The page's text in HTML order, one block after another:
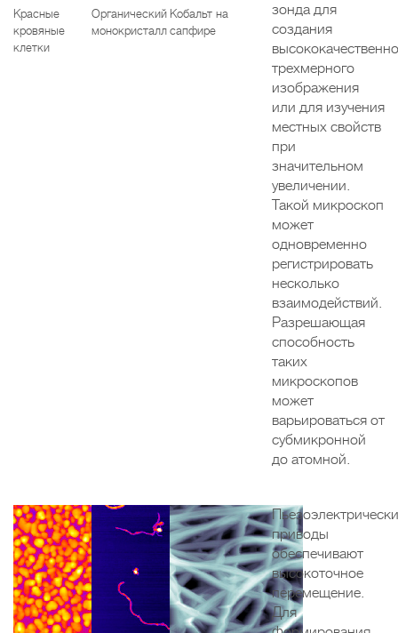
Красные
кровяные
клетки
Органический
монокристалл
Кобальт на
сапфире
зонда для
создания
трехмерного
изображения
или для изучения
местных свойств
при
значительном
увеличении.
Такой микроскоп
может
одновременно
регистрировать
несколько
взаимодействий.
Разрешающая
способность
таких
микроскопов
может
варьироваться от
субмикронной
до атомной.
приводы
обеспечивают
высокоточное
перемещение.
Для